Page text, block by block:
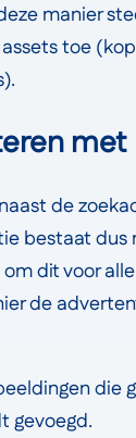
manier
toe
de
bestaat
dit voor
de
gevoegd.